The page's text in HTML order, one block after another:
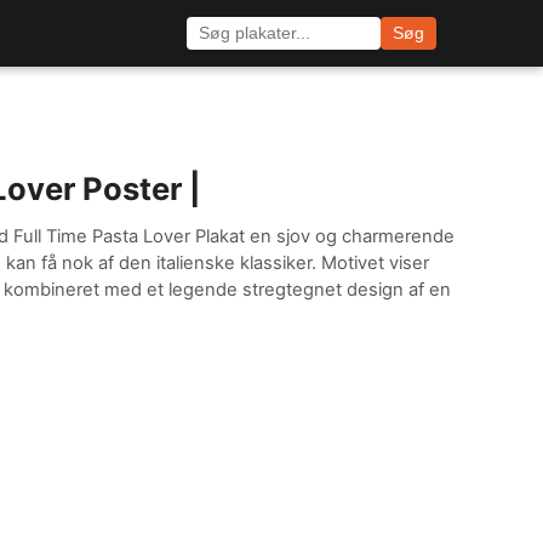
Søg
Poster |
Time Pasta Lover Plakat en sjov og charmerende
få nok af den italienske klassiker. Motivet viser
kombineret med et legende stregtegnet design af en